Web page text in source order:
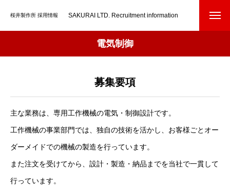
桜井製作所 採用情報 SAKURAI LTD. Recruitment information
電気制御
募集要項
主な業務は、専用工作機械の電気・制御設計です。
工作機械の事業部門では、独自の技術を活かし、お客様ごとオー
ダーメイドでの機械の製造を行っています。
また注文を受けてから、設計・製造・納品までを当社で一貫して
行っています。